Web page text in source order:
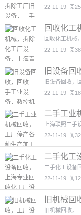
22-11-19 阅25
回收化工
药厂设备
回收化工机械
22-11-19 阅38
旧设备回
水线回收
旧设备回收，
22-11-19 阅18
二手工业
设备回收
上海联照二手
22-11-19 阅32
二手化工
二手机械
二手化工设备
22-11-19 阅
旧机械回
设备4图
旧机械回收，